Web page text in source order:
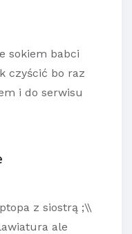
sokiem babci
czyścić bo raz
i do serwisu
z siostrą ;\\
ale